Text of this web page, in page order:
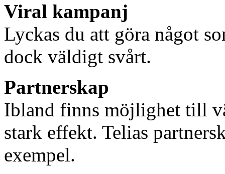
Viral kampanj
Lyckas du att göra något
dock väldigt svårt.
Partnerskap
Ibland finns möjlighet till
stark effekt. Telias
exempel.